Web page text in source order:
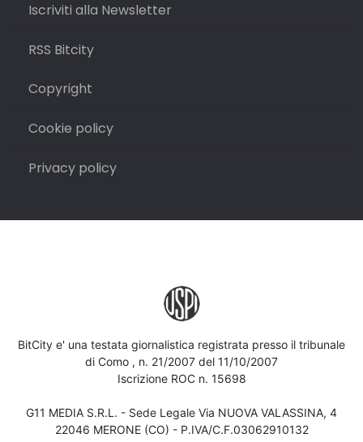
Iscriviti alla Newsletter
RSS Bitcity
Copyright
Cookie policy
Privacy policy
BitCity e' una testata giornalistica registrata presso il tribunale
di Como , n. 21/2007 del 11/10/2007
Iscrizione ROC n. 15698
G11 MEDIA S.R.L. - Sede Legale Via NUOVA VALASSINA, 4
22046 MERONE (CO) - P.IVA/C.F.03062910132